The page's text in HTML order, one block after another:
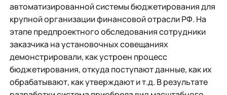
автоматизированной системы бюджетирования для
крупной организации финансовой отрасли РФ. На
этапе предпроектного обследования сотрудники
заказчика на установочных совещаниях
демонстрировали, как устроен процесс
бюджетирования, откуда поступают данные, как их
обрабатывают, как утверждают и т.д. В результате